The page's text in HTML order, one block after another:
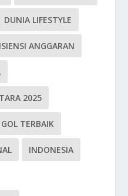
DUNIA LIFESTYLE
ANGGARAN
2025
GOL TERBAIK
INDONESIA